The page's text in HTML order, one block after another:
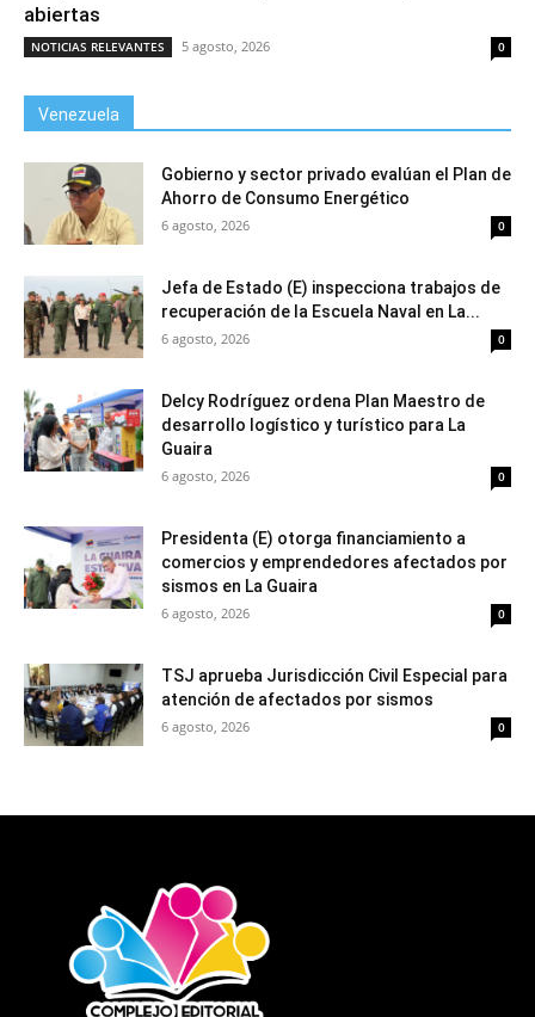
abiertas
NOTICIAS RELEVANTES 5 agosto, 2026 0
Venezuela
Gobierno y sector privado evalúan el Plan de
Ahorro de Consumo Energético
6 agosto, 2026 0
Jefa de Estado (E) inspecciona trabajos de
recuperación de la Escuela Naval en La...
6 agosto, 2026 0
Delcy Rodríguez ordena Plan Maestro de
desarrollo logístico y turístico para La
Guaira
6 agosto, 2026 0
Presidenta (E) otorga financiamiento a
comercios y emprendedores afectados por
sismos en La Guaira
6 agosto, 2026 0
TSJ aprueba Jurisdicción Civil Especial para
atención de afectados por sismos
6 agosto, 2026 0